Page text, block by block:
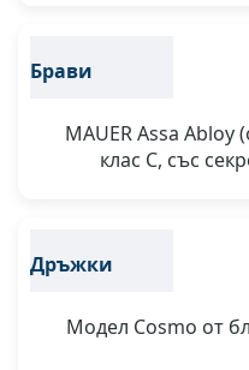
Брави
MAUER Assa Abloy
клас С, със
Дръжки
Модел Cosmo от